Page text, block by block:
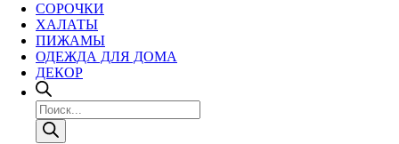
СОРОЧКИ
ХАЛАТЫ
ПИЖАМЫ
ОДЕЖДА ДЛЯ ДОМА
ДЕКОР
Поиск
товаров